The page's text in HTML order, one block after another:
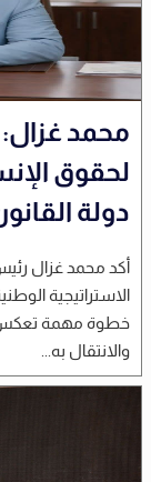
محمد غزال:
لحقوق
دولة
خطوة مهمة تعكس
والانتقال به...